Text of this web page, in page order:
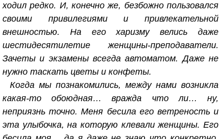
ходил редко. И, конечно же, безбожно пользовался
своими привилегиями и привлекательной
внешностью. На его харизму велись даже
шестидесятилетие женщины-преподаватели.
Зачеты и экзамены всегда автоматом. Даже не
нужно таскать цветы и конфеты.
Когда мы познакомились, между нами возникла
какая-то обоюдная… вражда что ли… ну,
неприязнь точно. Меня бесила его ветреность и
эта улыбочка, на которую клевали женщины. Его